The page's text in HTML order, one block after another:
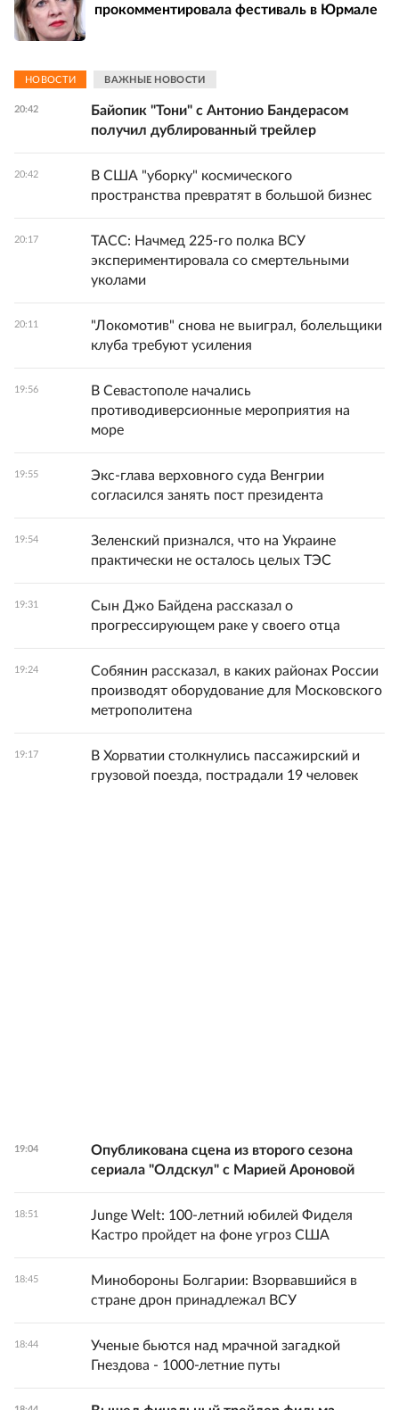
прокомментировала фестиваль в Юрмале
НОВОСТИ ВАЖНЫЕ НОВОСТИ
20:42
Байопик "Тони" с Антонио Бандерасом
получил дублированный трейлер
20:42
В США "уборку" космического
пространства превратят в большой бизнес
20:17
ТАСС: Начмед 225-го полка ВСУ
экспериментировала со смертельными
уколами
20:11
"Локомотив" снова не выиграл, болельщики
клуба требуют усиления
19:56
В Севастополе начались
противодиверсионные мероприятия на
море
19:55
Экс-глава верховного суда Венгрии
согласился занять пост президента
19:54
Зеленский признался, что на Украине
практически не осталось целых ТЭС
19:31
Сын Джо Байдена рассказал о
прогрессирующем раке у своего отца
19:24
Собянин рассказал, в каких районах России
производят оборудование для Московского
метрополитена
19:17
В Хорватии столкнулись пассажирский и
грузовой поезда, пострадали 19 человек
19:04
Опубликована сцена из второго сезона
сериала "Олдскул" с Марией Ароновой
18:51
Junge Welt: 100-летний юбилей Фиделя
Кастро пройдет на фоне угроз США
18:45
Минобороны Болгарии: Взорвавшийся в
стране дрон принадлежал ВСУ
18:44
Ученые бьются над мрачной загадкой
Гнездова - 1000-летние путы